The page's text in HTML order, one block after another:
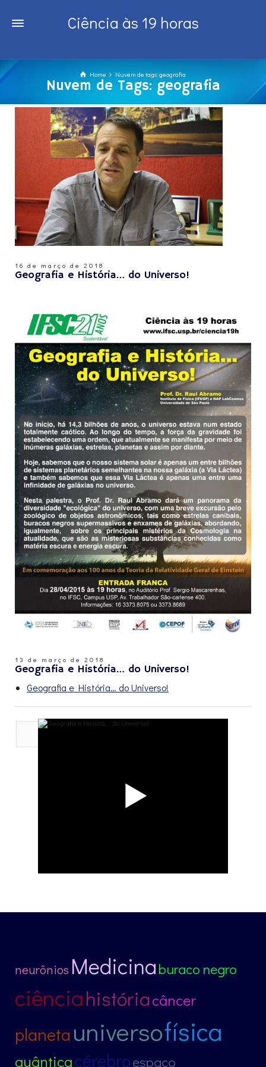
Ciência às 19 horas
Home Nuvem de tags: geografia
Nuvem de Tags: geografia
16 de março de 2018
Geografia e História… do Universo!
13 de março de 2018
Geografia e História… do Universo!
Geografia e História… do Universo!
neurônios Medicina buraco negro
ciênciahistóriacâncer
planeta universofísica
quânticacérebroespaço